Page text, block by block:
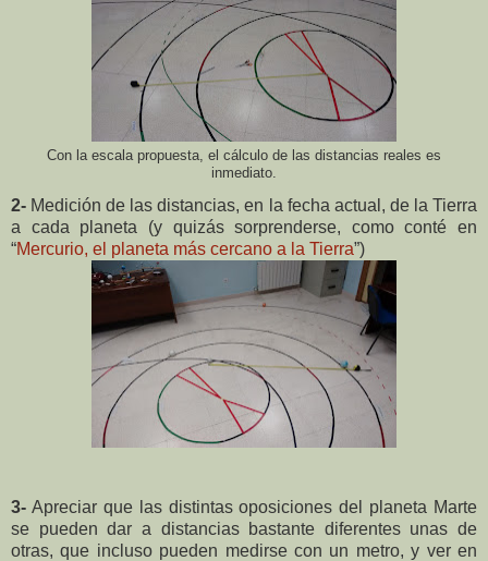
Con la escala propuesta, el cálculo de las distancias reales es
inmediato.
2- Medición de las distancias, en la fecha actual, de la Tierra
a cada planeta (y quizás sorprenderse, como conté en
“Mercurio, el planeta más cercano a la Tierra”)
3- Apreciar que las distintas oposiciones del planeta Marte
se pueden dar a distancias bastante diferentes unas de
otras, que incluso pueden medirse con un metro, y ver en